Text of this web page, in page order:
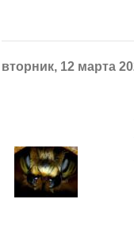
вторник, 12 марта